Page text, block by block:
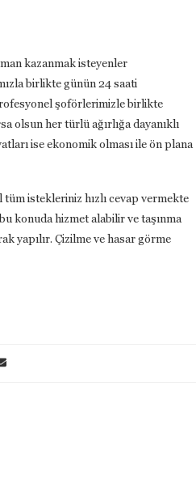
kazanmak isteyenler
birlikte günün 24 saati
şoförlerimizle birlikte
olsun her türlü ağırlığa dayanıklı
ise ekonomik olması ile ön plana
istekleriniz hızlı cevap vermekte
konuda hizmet alabilir ve taşınma
yapılır. Çizilme ve hasar görme